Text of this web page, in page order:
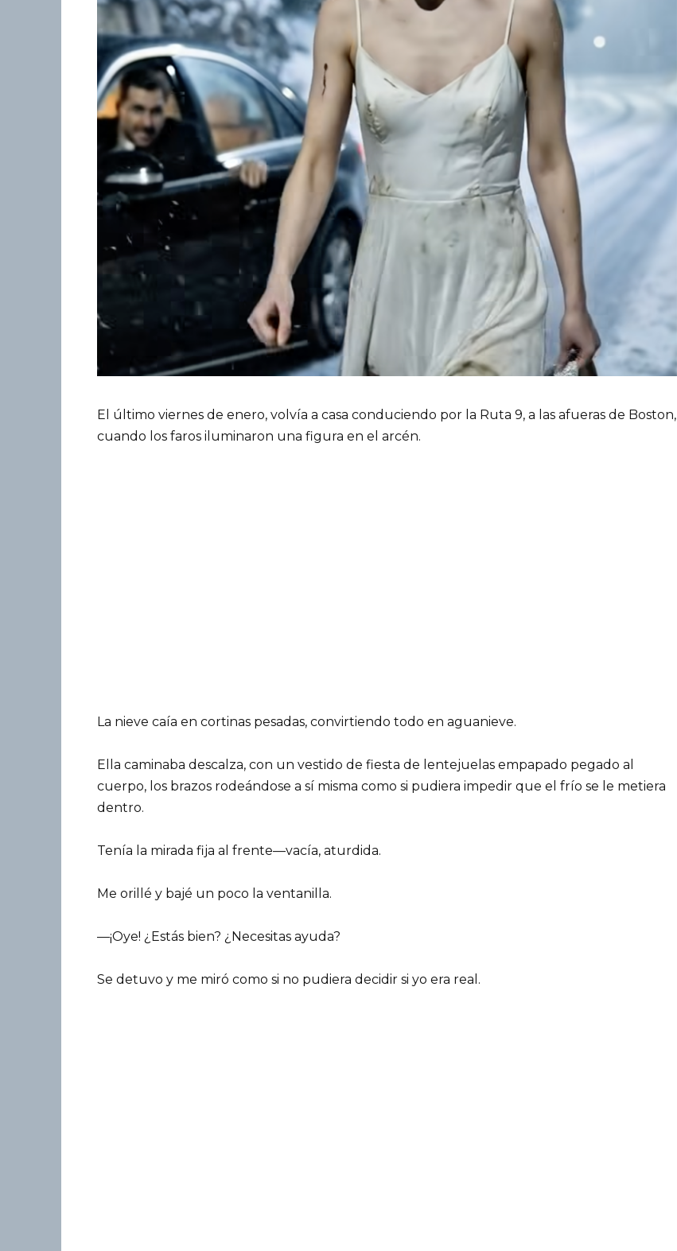
El último viernes de enero, volvía a casa conduciendo por la Ruta 9, a las afueras de Boston,
cuando los faros iluminaron una figura en el arcén.
La nieve caía en cortinas pesadas, convirtiendo todo en aguanieve.
Ella caminaba descalza, con un vestido de fiesta de lentejuelas empapado pegado al
cuerpo, los brazos rodeándose a sí misma como si pudiera impedir que el frío se le metiera
dentro.
Tenía la mirada fija al frente—vacía, aturdida.
Me orillé y bajé un poco la ventanilla.
—¡Oye! ¿Estás bien? ¿Necesitas ayuda?
Se detuvo y me miró como si no pudiera decidir si yo era real.